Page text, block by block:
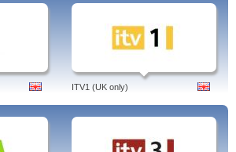
ITV1 (UK only)